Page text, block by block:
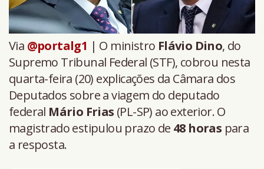
Via @portalg1 | O ministro Flávio Dino, do
Supremo Tribunal Federal (STF), cobrou nesta
quarta-feira (20) explicações da Câmara dos
Deputados sobre a viagem do deputado
federal Mário Frias (PL-SP) ao exterior. O
magistrado estipulou prazo de 48 horas para
a resposta.